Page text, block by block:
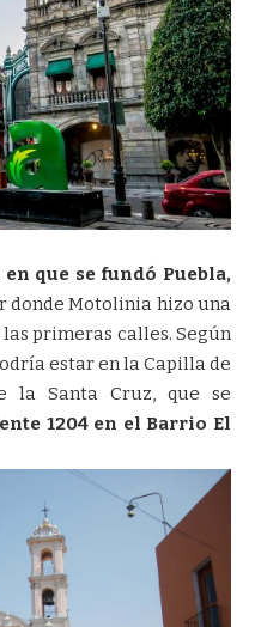
en que se fundó Puebla,
donde Motolinia hizo una
primeras calles. Según
estar en la Capilla de
la Santa Cruz, que se
1204 en el Barrio El